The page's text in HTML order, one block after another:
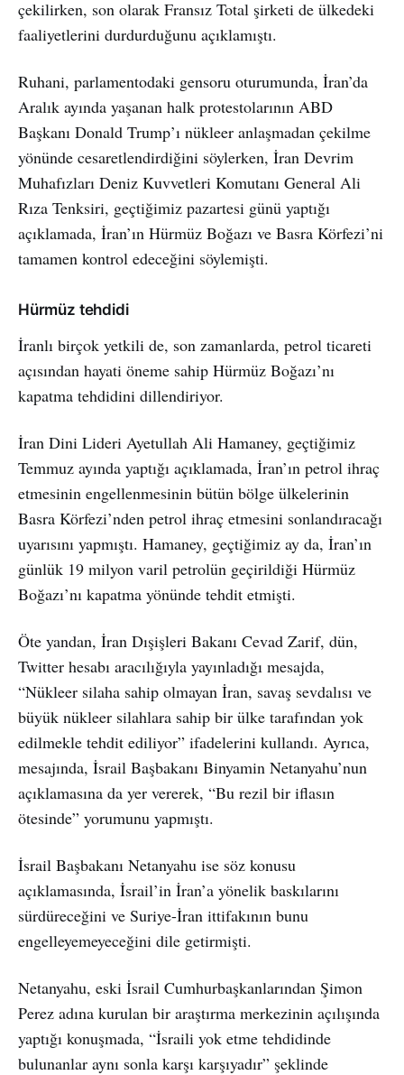
çekilirken, son olarak Fransız Total şirketi de ülkedeki
faaliyetlerini durdurduğunu açıklamıştı.
Ruhani, parlamentodaki gensoru oturumunda, İran’da
Aralık ayında yaşanan halk protestolarının ABD
Başkanı Donald Trump’ı nükleer anlaşmadan çekilme
yönünde cesaretlendirdiğini söylerken, İran Devrim
Muhafızları Deniz Kuvvetleri Komutanı General Ali
Rıza Tenksiri, geçtiğimiz pazartesi günü yaptığı
açıklamada, İran’ın Hürmüz Boğazı ve Basra Körfezi’ni
tamamen kontrol edeceğini söylemişti.
Hürmüz tehdidi
İranlı birçok yetkili de, son zamanlarda, petrol ticareti
açısından hayati öneme sahip Hürmüz Boğazı’nı
kapatma tehdidini dillendiriyor.
İran Dini Lideri Ayetullah Ali Hamaney, geçtiğimiz
Temmuz ayında yaptığı açıklamada, İran’ın petrol ihraç
etmesinin engellenmesinin bütün bölge ülkelerinin
Basra Körfezi’nden petrol ihraç etmesini sonlandıracağı
uyarısını yapmıştı. Hamaney, geçtiğimiz ay da, İran’ın
günlük 19 milyon varil petrolün geçirildiği Hürmüz
Boğazı’nı kapatma yönünde tehdit etmişti.
Öte yandan, İran Dışişleri Bakanı Cevad Zarif, dün,
Twitter hesabı aracılığıyla yayınladığı mesajda,
“Nükleer silaha sahip olmayan İran, savaş sevdalısı ve
büyük nükleer silahlara sahip bir ülke tarafından yok
edilmekle tehdit ediliyor” ifadelerini kullandı. Ayrıca,
mesajında, İsrail Başbakanı Binyamin Netanyahu’nun
açıklamasına da yer vererek, “Bu rezil bir iflasın
ötesinde” yorumunu yapmıştı.
İsrail Başbakanı Netanyahu ise söz konusu
açıklamasında, İsrail’in İran’a yönelik baskılarını
sürdüreceğini ve Suriye-İran ittifakının bunu
engelleyemeyeceğini dile getirmişti.
Netanyahu, eski İsrail Cumhurbaşkanlarından Şimon
Perez adına kurulan bir araştırma merkezinin açılışında
yaptığı konuşmada, “İsraili yok etme tehdidinde
bulunanlar aynı sonla karşı karşıyadır” şeklinde